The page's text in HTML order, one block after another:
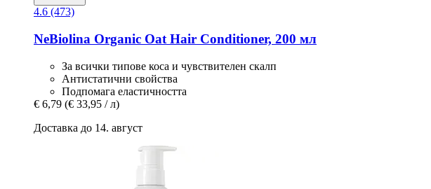
4.6 (473)
NeBiolina Organic Oat Hair Conditioner, 200 мл
За всички типове коса и чувствителен скалп
Антистатични свойства
Подпомага еластичността
€ 6,79 (€ 33,95 / л)
Доставка до 14. август